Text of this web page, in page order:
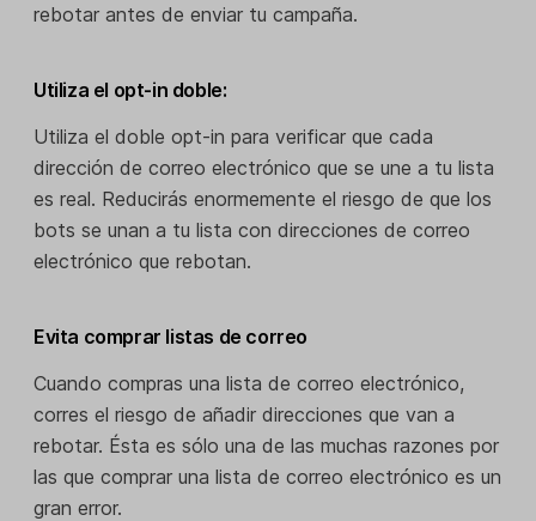
rebotar antes de enviar tu campaña.
Utiliza el opt-in doble:
Utiliza el doble opt-in para verificar que cada
dirección de correo electrónico que se une a tu lista
es real. Reducirás enormemente el riesgo de que los
bots se unan a tu lista con direcciones de correo
electrónico que rebotan.
Evita comprar listas de correo
Cuando compras una lista de correo electrónico,
corres el riesgo de añadir direcciones que van a
rebotar. Ésta es sólo una de las muchas razones por
las que comprar una lista de correo electrónico es un
gran error.